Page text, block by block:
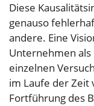
Diese
genauso
andere. Eine
Unternehmen
einzelnen
im Laufe der Zeit
Fortführung des